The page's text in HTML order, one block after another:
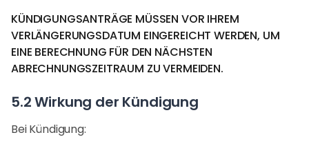
KÜNDIGUNGSANTRÄGE MÜSSEN VOR IHREM
VERLÄNGERUNGSDATUM EINGEREICHT WERDEN, UM
EINE BERECHNUNG FÜR DEN NÄCHSTEN
ABRECHNUNGSZEITRAUM ZU VERMEIDEN.
5.2 Wirkung der Kündigung
Bei Kündigung: